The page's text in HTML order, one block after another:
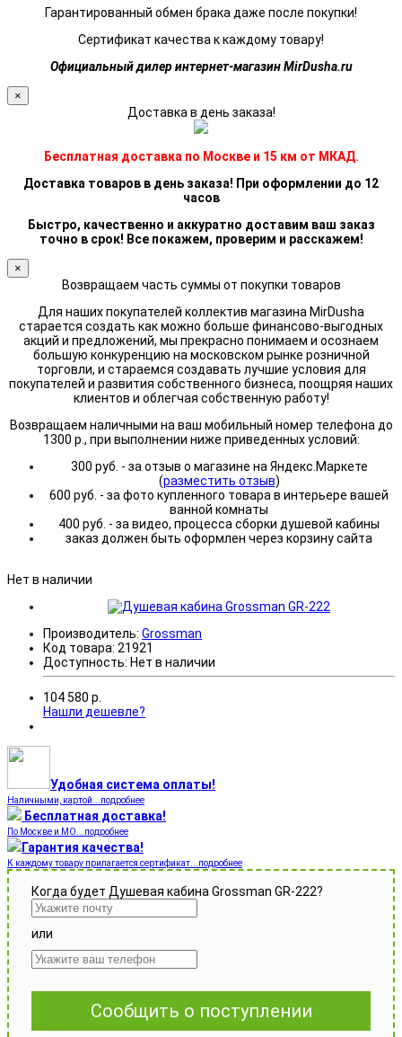
Гарантированный обмен брака даже после покупки!
Сертификат качества к каждому товару!
Официальный дилер интернет-магазин MirDusha.ru
×
Доставка в день заказа!
Бесплатная доставка по Москве и 15 км от МКАД.
Доставка товаров в день заказа! При оформлении до 12
часов
Быстро, качественно и аккуратно доставим ваш заказ
точно в срок! Все покажем, проверим и расскажем!
×
Возвращаем часть суммы от покупки товаров
Для наших покупателей коллектив магазина MirDusha
старается создать как можно больше финансово-выгодных
акций и предложений, мы прекрасно понимаем и осознаем
большую конкуренцию на московском рынке розничной
торговли, и стараемся создавать лучшие условия для
покупателей и развития собственного бизнеса, поощряя наших
клиентов и облегчая собственную работу!
Возвращаем наличными на ваш мобильный номер телефона до
1300 р., при выполнении ниже приведенных условий:
300 руб. - за отзыв о магазине на Яндекс.Маркете
(разместить отзыв)
600 руб. - за фото купленного товара в интерьере вашей
ванной комнаты
400 руб. - за видео, процесса сборки душевой кабины
заказ должен быть оформлен через корзину сайта
Нет в наличии
Производитель: Grossman
Код товара: 21921
Доступность: Нет в наличии
104 580 р.
Нашли дешевле?
Удобная система оплаты!
Наличными, картой...подробнее
Бесплатная доставка!
По Москве и МО...подробнее
Гарантия качества!
К каждому товару прилагается сертификат...подробнее
Когда будет Душевая кабина Grossman GR-222?
или
Сообщить о поступлении